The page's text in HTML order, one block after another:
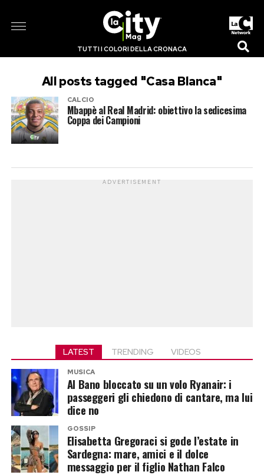
TUTTI I COLORI DELLA CRONACA
All posts tagged "Casa Blanca"
CALCIO
Mbappè al Real Madrid: obiettivo la sedicesima
Coppa dei Campioni
ADVERTISEMENT
LATEST TRENDING VIDEOS
MUSICA
Al Bano bloccato su un volo Ryanair: i
passeggeri gli chiedono di cantare, ma lui
dice no
GOSSIP
Elisabetta Gregoraci si gode l’estate in
Sardegna: mare, amici e il dolce
messaggio per il figlio Nathan Falco